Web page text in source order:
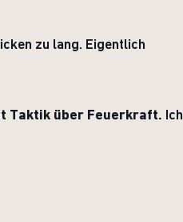
zu lang. Eigentlich
Taktik über Feuerkraft. Ich